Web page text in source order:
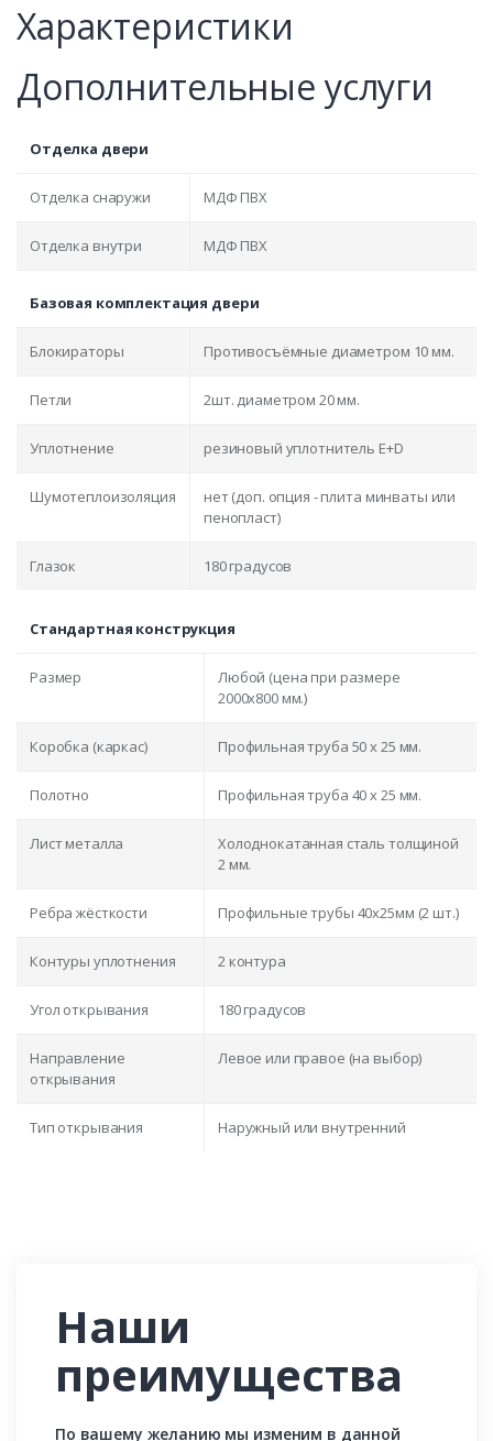
Характеристики
Дополнительные услуги
Отделка двери
Отделка снаружи МДФ ПВХ
Отделка внутри МДФ ПВХ
Базовая комплектация двери
Блокираторы Противосъёмные диаметром 10 мм.
Петли 2шт. диаметром 20 мм.
Уплотнение резиновый уплотнитель E+D
Шумотеплоизоляция
нет (доп. опция - плита минваты или
пенопласт)
Глазок 180 градусов
Стандартная конструкция
Размер
Любой (цена при размере
2000x800 мм.)
Коробка (каркас) Профильная труба 50 х 25 мм.
Полотно Профильная труба 40 х 25 мм.
Лист металла
Холоднокатанная сталь толщиной
2 мм.
Ребра жёсткости Профильные трубы 40х25мм (2 шт.)
Контуры уплотнения 2 контура
Угол открывания 180 градусов
Направление
открывания
Левое или правое (на выбор)
Тип открывания Наружный или внутренний
Наши
преимущества
По вашему желанию мы изменим в данной